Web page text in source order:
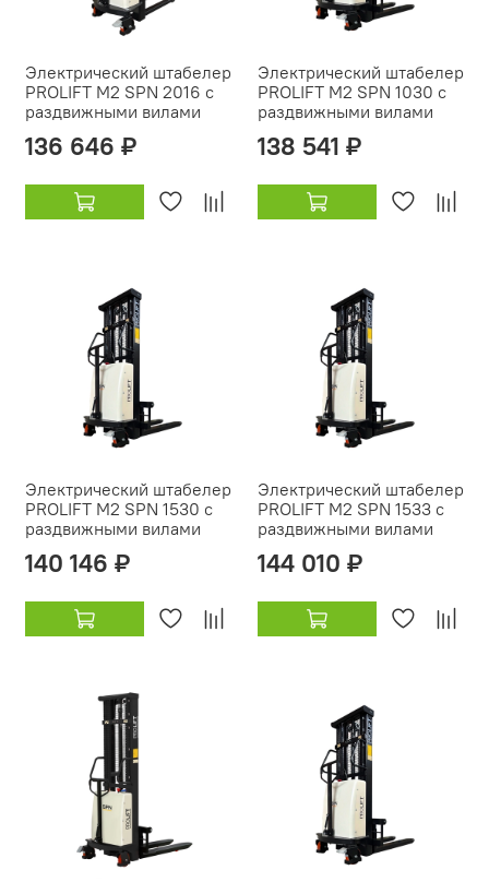
Электрический штабелер
PROLIFT M2 SPN 2016 с
раздвижными вилами
136 646 ₽
Электрический штабелер
PROLIFT M2 SPN 1030 с
раздвижными вилами
138 541 ₽
Электрический штабелер
PROLIFT M2 SPN 1530 с
раздвижными вилами
140 146 ₽
Электрический штабелер
PROLIFT M2 SPN 1533 с
раздвижными вилами
144 010 ₽